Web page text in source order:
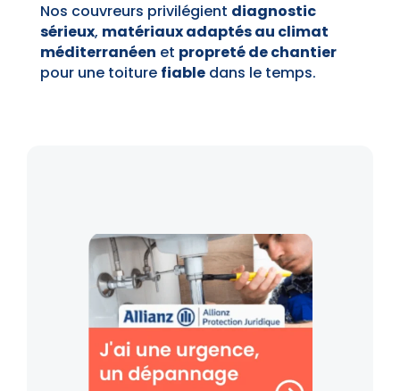
Nos couvreurs privilégient diagnostic
sérieux, matériaux adaptés au climat
méditerranéen et propreté de chantier
pour une toiture fiabledans le temps.